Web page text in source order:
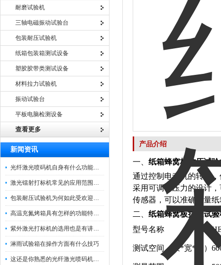
耐磨试验机
三轴电磁振动试验台
包装耐压试验机
纸箱包装箱测试设备
塑胶胶带类测试设备
材料拉力试验机
振动试验台
平板电脑检测设备
查看更多
新闻资讯
光纤激光喷码机自身有什么功能？不妨看看下文
激光镭射打标机常见的应用范围如下
包装耐压试验机为何如此受欢迎呢？
高温充氮烤箱具有怎样的功能特点呢？
紫外激光打标机的选用也是有讲究的
淋雨试验箱在操作方面有什么技巧
这还是你熟悉的光纤激光喷码机吗？
产品介绍
一、 纸箱蜂窝板抗压试验
通过控制电动机的转速
采用可调节压力的设计
传感器，可以准确测量
二
纸箱蜂窝板抗压试验
型号名称
测试空间（长*宽*高）